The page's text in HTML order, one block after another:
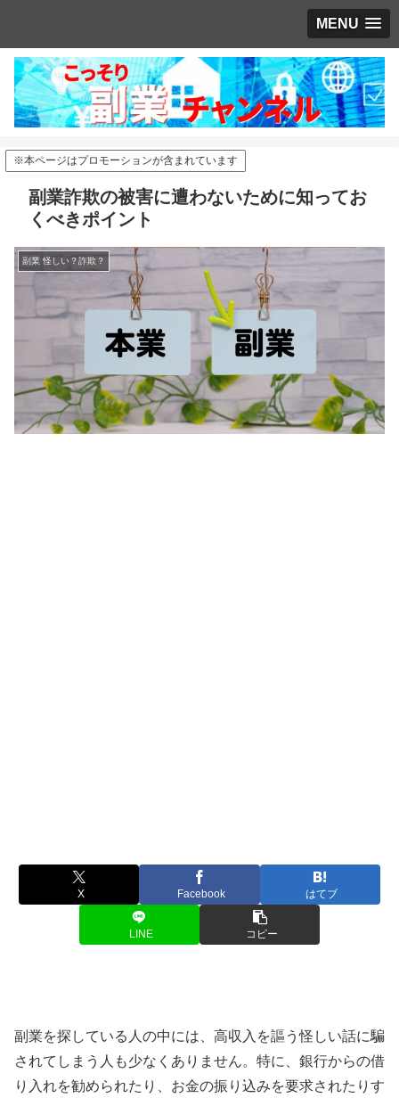
MENU
※本ページはプロモーションが含まれています
副業詐欺の被害に遭わないために知ってお
くべきポイント
副業 怪しい？詐欺？
X Facebook はてブ
LINE コピー
副業を探している人の中には、高収入を謳う怪しい話に騙
されてしまう人も少なくありません。特に、銀行からの借
り入れを勧められたり、お金の振り込みを要求されたりす